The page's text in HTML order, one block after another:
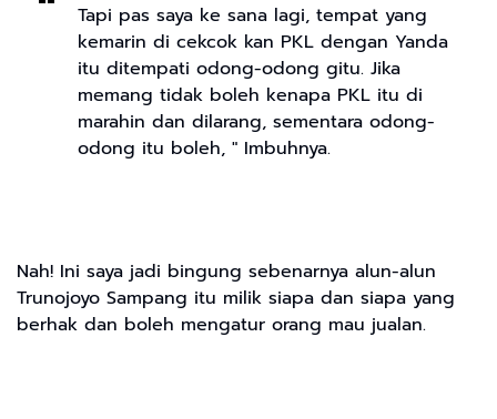
Tapi pas saya ke sana lagi, tempat yang
kemarin di cekcok kan PKL dengan Yanda
itu ditempati odong-odong gitu. Jika
memang tidak boleh kenapa PKL itu di
marahin dan dilarang, sementara odong-
odong itu boleh, " Imbuhnya.
Nah! Ini saya jadi bingung sebenarnya alun-alun
Trunojoyo Sampang itu milik siapa dan siapa yang
berhak dan boleh mengatur orang mau jualan.